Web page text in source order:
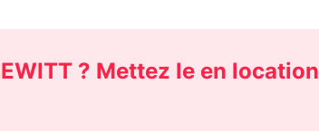
? Mettez le en